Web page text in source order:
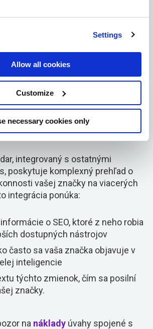
Settings
Allow all cookies
Customize
necessary cookies only
poskytuje LLMrefs
a funkcie, ktoré môžu výrazne
SEO založenú na umelej
Radar
integrovaný s ostatnými
poskytuje komplexný prehľad o
vašej značky na viacerých
integrácia ponúka:
o SEO, ktoré z neho robia
dostupných nástrojov
často sa vaša značka objavuje v
inteligencie
týchto zmienok, čím sa posilní
značky.
na náklady úvahy spojené s